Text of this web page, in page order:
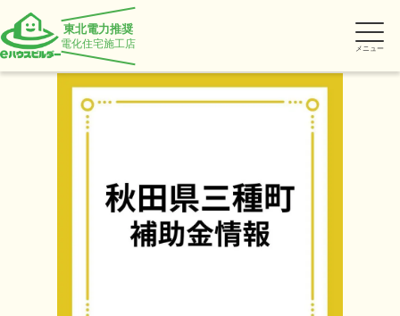
東北電力推奨
電化住宅施工店 メニュー